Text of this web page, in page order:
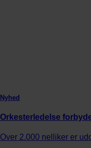
Nyhed
Orkesterledelse
Over 2.000 nelliker er